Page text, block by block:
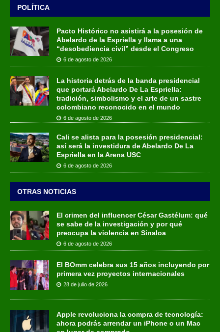
POLÍTICA
Pacto Histórico no asistirá a la posesión de
Abelardo de la Espriella y llama a una
“desobediencia civil” desde el Congreso
6 de agosto de 2026
La historia detrás de la banda presidencial
que portará Abelardo De La Espriella:
tradición, simbolismo y el arte de un sastre
colombiano reconocido en el mundo
6 de agosto de 2026
Cali se alista para la posesión presidencial:
así será la investidura de Abelardo De La
Espriella en la Arena USC
6 de agosto de 2026
OTRAS NOTICIAS
El crimen del influencer César Gastélum: qué
se sabe de la investigación y por qué
preocupa la violencia en Sinaloa
6 de agosto de 2026
El BOmm celebra sus 15 años incluyendo por
primera vez proyectos internacionales
28 de julio de 2026
Apple revoluciona la compra de tecnología:
ahora podrás arrendar un iPhone o un Mac